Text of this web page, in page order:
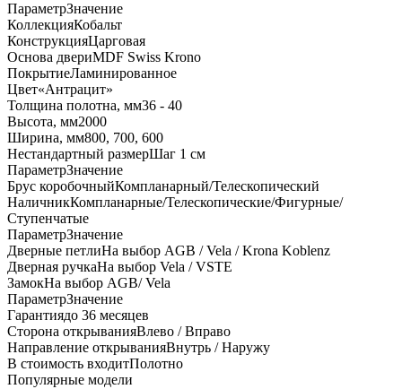
ПараметрЗначение
КоллекцияКобальт
КонструкцияЦарговая
Основа двериMDF Swiss Krono
ПокрытиеЛаминированное
Цвет«Антрацит»
Толщина полотна, мм36 - 40
Высота, мм2000
Ширина, мм800, 700, 600
Нестандартный размерШаг 1 см
ПараметрЗначение
Брус коробочныйКомпланарный/Телескопический
НаличникКомпланарные/Телескопические/Фигурные/
Ступенчатые
ПараметрЗначение
Дверные петлиНа выбор AGB / Vela / Krona Koblenz
Дверная ручкаНа выбор Vela / VSTE
ЗамокНа выбор AGB/ Vela
ПараметрЗначение
Гарантиядо 36 месяцев
Сторона открыванияВлево / Вправо
Направление открыванияВнутрь / Наружу
В стоимость входитПолотно
Популярные модели